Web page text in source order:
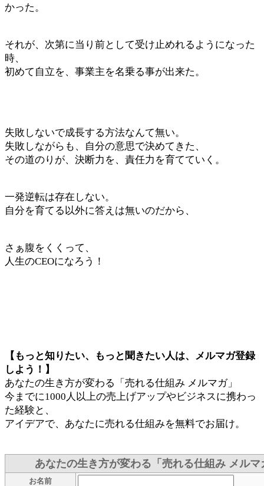
かった。
それが、次第に当り前として受け止めれるようになった
時、
初めて自立を、事業主を名乗る事が出来た。
失敗しないで成長する方法なんて無い。
失敗しながらも、自分の意思で決めてきた、
その道のりが、決断力を、責任力を育てていく。
一発逆転は存在しない。
自分を育てる以外に答えは無いのだから、
さぁ腹をくくって、
人生のCEOになろう！
【もっと知りたい、もっと聞きたい人は、メルマガ登録
しよう！】
あなたの生き方が変わる「売れる仕組み メルマガ」
今までに1000人以上の売上げアップやビジネスに携わっ
た経験と、
アイデアで、あなたに売れる仕組みを無料でお届け。
あなたの生き方が変わる「売れる仕組み メルマ
お名前